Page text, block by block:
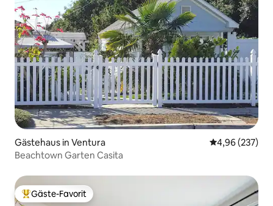
Gästehaus in Ventura
4,96 (237)
Beachtown Garten Casita
Beliebter Gäste-Favorit.
Gäste-Favorit